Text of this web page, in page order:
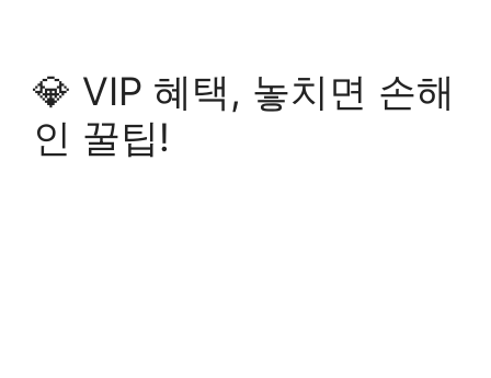
💎 VIP 혜택, 놓치면 손해
인 꿀팁!